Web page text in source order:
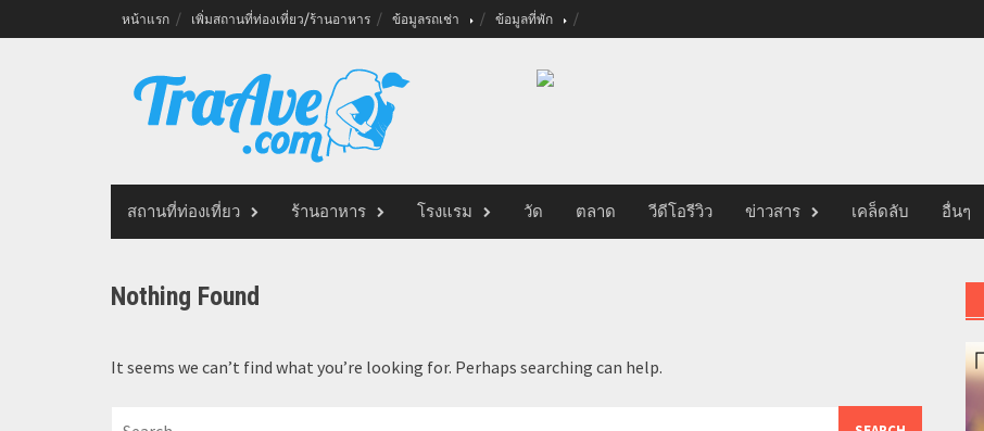
to
หน้าแรก เพิ่มสถานที่ท่องเที่ยว/ร้านอาหาร ข้อมูลรถเช่า ข้อมูลที่พัก
สถานที่ท่องเที่ยว ร้านอาหาร โรงแรม วัด ตลาด วีดีโอรีวิว ข่าวสาร เคล็ดลับ อื่นๆ
Nothing Found
It seems we can’t find what you’re looking for. Perhaps searching can help.